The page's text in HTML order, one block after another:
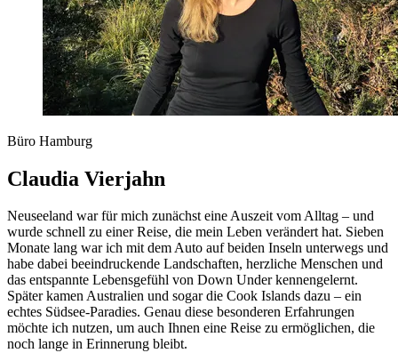
Büro Hamburg
Claudia Vierjahn
Neuseeland war für mich zunächst eine Auszeit vom Alltag – und
wurde schnell zu einer Reise, die mein Leben verändert hat. Sieben
Monate lang war ich mit dem Auto auf beiden Inseln unterwegs und
habe dabei beeindruckende Landschaften, herzliche Menschen und
das entspannte Lebensgefühl von Down Under kennengelernt.
Später kamen Australien und sogar die Cook Islands dazu – ein
echtes Südsee-Paradies. Genau diese besonderen Erfahrungen
möchte ich nutzen, um auch Ihnen eine Reise zu ermöglichen, die
noch lange in Erinnerung bleibt.